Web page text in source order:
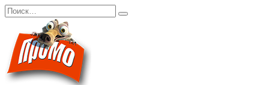
Перейти
к
содержанию
Search
for: